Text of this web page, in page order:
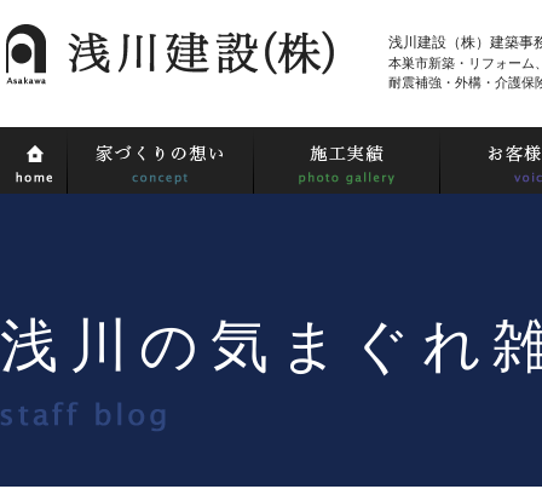
浅川建設（株）建築事
本巣市新築・リフォーム
耐震補強・外構・介護保
浅川の気まぐれ